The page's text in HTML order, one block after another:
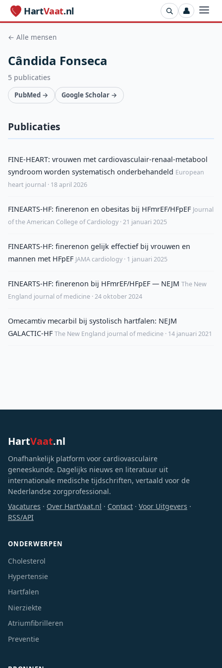
HartVaat.nl 👤
← Alle mensen
Cândida Fonseca
5 publicaties
PubMed → Google Scholar →
Publicaties
FINE-HEART: vrouwen met cardiovasculair-renaal-metabool
syndroom worden systematisch onderbehandeld European
heart journal · 18 april 2026
FINEARTS-HF: finerenon en obesitas bij HFmrEF/HFpEF Journal
of the American College of Cardiology · 21 januari 2025
FINEARTS-HF: finerenon gelijk effectief bij vrouwen en
mannen met HFpEF JAMA cardiology · 1 januari 2025
FINEARTS-HF: finerenon bij HFmrEF/HFpEF — NEJM The New
England journal of medicine · 24 oktober 2024
Omecamtiv mecarbil bij systolisch hartfalen: NEJM
GALACTIC-HF The New England journal of medicine · 14 januari 2021
HartVaat.nl
Onafhankelijk platform voor cardiovasculaire
geneeskunde. Dagelijks nieuws en literatuur uit
internationale medische tijdschriften, vertaald voor de
Nederlandse zorgprofessional.
Vacatures · Over HartVaat.nl · Contact · Voor Uitgevers ·
RSS/API
ONDERWERPEN
Cholesterol
Hypertensie
Hartfalen
Nierziekte
Atriumfibrilleren
Preventie